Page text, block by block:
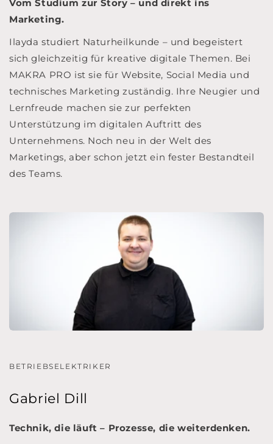
Vom Studium zur Story – und direkt ins
Marketing.
Ilayda studiert Naturheilkunde – und begeistert
sich gleichzeitig für kreative digitale Themen. Bei
MAKRA PRO ist sie für Website, Social Media und
technisches Marketing zuständig. Ihre Neugier und
Lernfreude machen sie zur perfekten
Unterstützung im digitalen Auftritt des
Unternehmens. Noch neu in der Welt des
Marketings, aber schon jetzt ein fester Bestandteil
des Teams.
BETRIEBSELEKTRIKER
Gabriel Dill
Technik, die läuft – Prozesse, die weiterdenken.